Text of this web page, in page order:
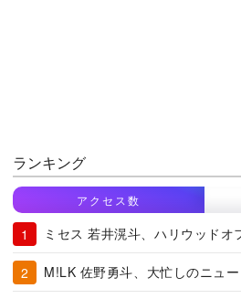
ランキング
アクセス数
ミセス 若井滉斗、ハリウッドオ
M!LK 佐野勇斗、大忙しのニュ